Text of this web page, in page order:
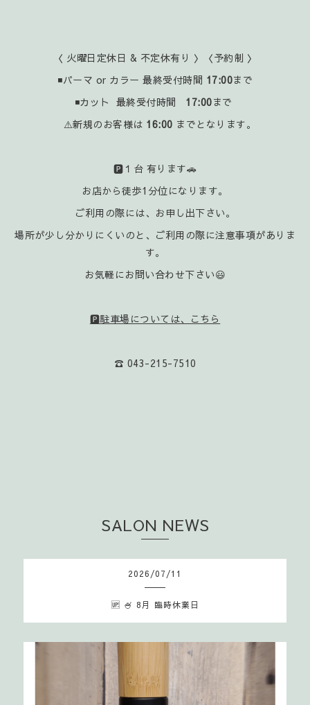
〈 火曜日定休日 & 不定休有り 〉〈予約制 〉
◾パーマ or カラー 最終受付時間 17:00まで
◾カット 最終受付時間 17:00まで
⚠️新規のお客様は 16:00 までとなります。
🅿️１台 有ります🚗
お店から徒歩1分位になります。
ご利用の際には、お申し出下さい。
場所が少し分かりにくいのと、ご利用の際に注意事項がありま
す。
お気軽にお問い合わせ下さい😃
🅿️駐車場については、こちら
☎️ 043-215-7510
SALON NEWS
2026/07/11
🆙 🍧 8月 臨時休業日